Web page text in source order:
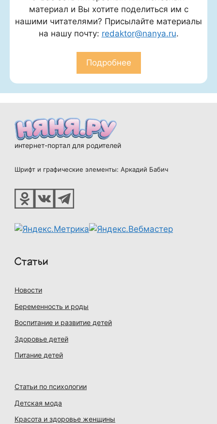
материал и Вы хотите поделиться им с
нашими читателями? Присылайте материалы
на нашу почту: redaktor@nanya.ru.
Подробнее
интернет-портал для родителей
Шрифт и графические элементы: Аркадий Бабич
Статьи
Новости
Беременность и роды
Воспитание и развитие детей
Здоровье детей
Питание детей
Статьи по психологии
Детская мода
Красота и здоровье женщины